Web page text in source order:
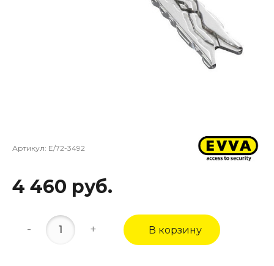
Артикул: E/72-3492
4 460 руб.
- + В корзину